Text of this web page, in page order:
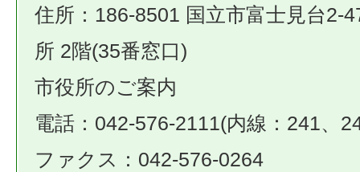
住所：186-8501 国立市富士見台2-
所 2階(35番窓口)
市役所のご案内
電話：042-576-2111(内線：241、
ファクス：042-576-0264